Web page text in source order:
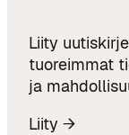
Liity
tuoreimmat
ja
Liity →